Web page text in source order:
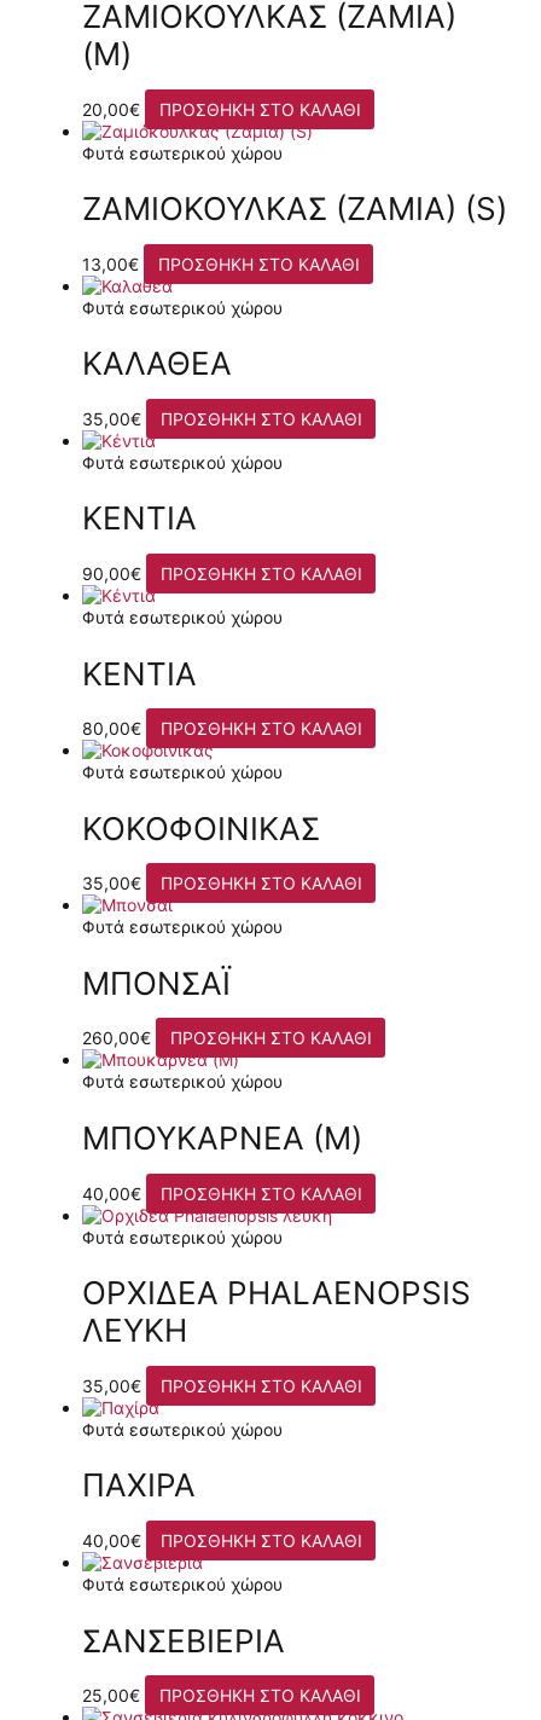
ΖΑΜΙΌΚΟΥΛΚΑΣ (ΖΆΜΙΑ)
(M)
20,00€ ΠΡΟΣΘΉΚΗ ΣΤΟ ΚΑΛΆΘΙ
Φυτά εσωτερικού χώρου
ΖΑΜΙΌΚΟΥΛΚΑΣ (ΖΆΜΙΑ) (S)
13,00€ ΠΡΟΣΘΉΚΗ ΣΤΟ ΚΑΛΆΘΙ
Φυτά εσωτερικού χώρου
ΚΑΛΑΘΈΑ
35,00€ ΠΡΟΣΘΉΚΗ ΣΤΟ ΚΑΛΆΘΙ
Φυτά εσωτερικού χώρου
ΚΈΝΤΙΑ
90,00€ ΠΡΟΣΘΉΚΗ ΣΤΟ ΚΑΛΆΘΙ
Φυτά εσωτερικού χώρου
ΚΈΝΤΙΑ
80,00€ ΠΡΟΣΘΉΚΗ ΣΤΟ ΚΑΛΆΘΙ
Φυτά εσωτερικού χώρου
ΚΟΚΟΦΟΊΝΙΚΑΣ
35,00€ ΠΡΟΣΘΉΚΗ ΣΤΟ ΚΑΛΆΘΙ
Φυτά εσωτερικού χώρου
ΜΠΟΝΣΆΙ
260,00€ ΠΡΟΣΘΉΚΗ ΣΤΟ ΚΑΛΆΘΙ
Φυτά εσωτερικού χώρου
ΜΠΟΥΚΑΡΝΈΑ (M)
40,00€ ΠΡΟΣΘΉΚΗ ΣΤΟ ΚΑΛΆΘΙ
Φυτά εσωτερικού χώρου
ΟΡΧΙΔΈΑ PHALAENOPSIS
ΛΕΥΚΉ
35,00€ ΠΡΟΣΘΉΚΗ ΣΤΟ ΚΑΛΆΘΙ
Φυτά εσωτερικού χώρου
ΠΑΧΊΡΑ
40,00€ ΠΡΟΣΘΉΚΗ ΣΤΟ ΚΑΛΆΘΙ
Φυτά εσωτερικού χώρου
ΣΑΝΣΕΒΙΈΡΙΑ
25,00€ ΠΡΟΣΘΉΚΗ ΣΤΟ ΚΑΛΆΘΙ